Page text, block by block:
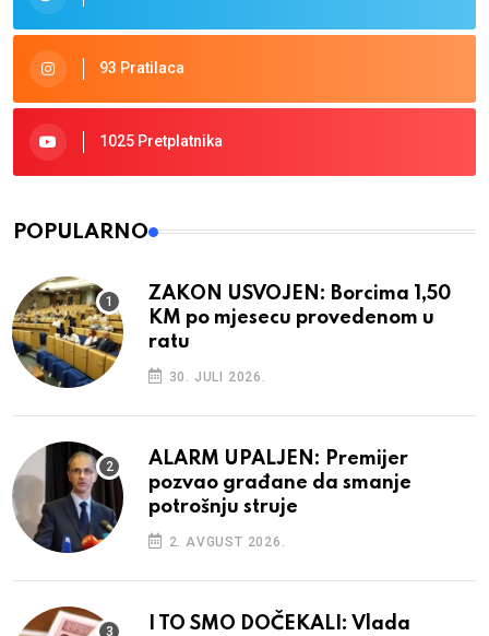
93 Pratilaca
1025 Pretplatnika
POPULARNO
ZAKON USVOJEN: Borcima 1,50
KM po mjesecu provedenom u
ratu
30. JULI 2026.
ALARM UPALJEN: Premijer
pozvao građane da smanje
potrošnju struje
2. AVGUST 2026.
I TO SMO DOČEKALI: Vlada